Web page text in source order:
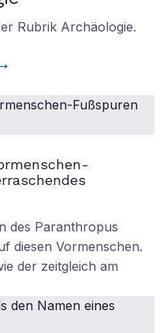
Rubrik Archäologie.
des Paranthropus
diesen Vormenschen.
der zeitgleich am